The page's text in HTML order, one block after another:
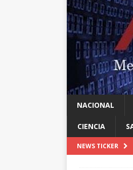
NACIONAL
CIENCIA
NEWS TICKER